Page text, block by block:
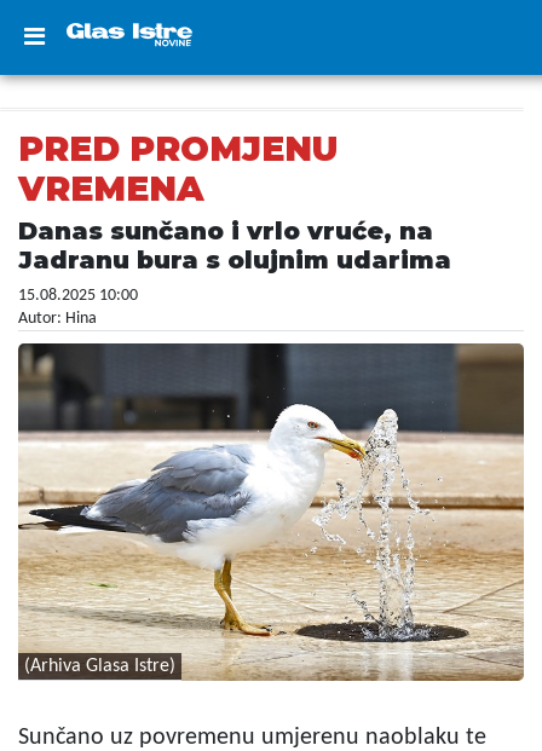
PRED PROMJENU
VREMENA
Danas sunčano i vrlo vruće, na
Jadranu bura s olujnim udarima
15.08.2025 10:00
Autor: Hina
(Arhiva Glasa Istre)
Sunčano uz povremenu umjerenu naoblaku te